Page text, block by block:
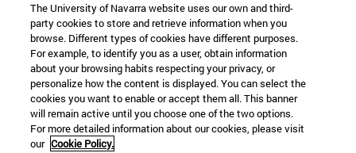
The University of Navarra website uses our own and third-
party cookies to store and retrieve information when you
browse. Different types of cookies have different purposes.
For example, to identify you as a user, obtain information
about your browsing habits respecting your privacy, or
personalize how the content is displayed. You can select the
cookies you want to enable or accept them all. This banner
will remain active until you choose one of the two options.
For more detailed information about our cookies, please visit
our Cookie Policy.